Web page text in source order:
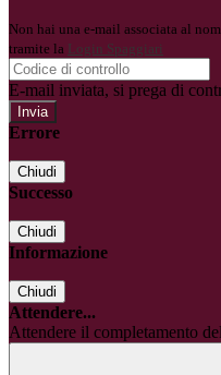
Non hai una e-mail associata al
tramite la Login Spaggiari
E-mail inviata, si prega di
Errore
Chiudi
Successo
Chiudi
Informazione
Chiudi
Attendere...
Attendere il completamento